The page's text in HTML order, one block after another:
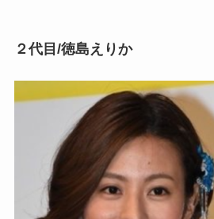
２代目/徳島えりか